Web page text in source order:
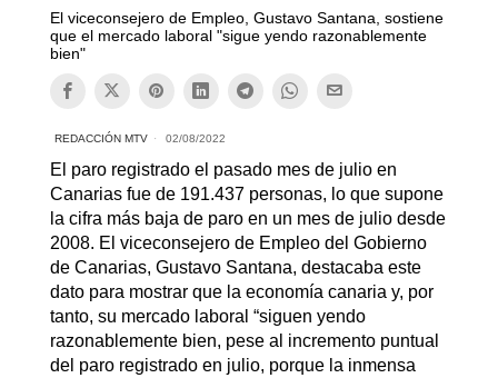
El viceconsejero de Empleo, Gustavo Santana, sostiene
que el mercado laboral "sigue yendo razonablemente
bien"
REDACCIÓN MTV 02/08/2022
El paro registrado el pasado mes de julio en
Canarias fue de 191.437 personas, lo que supone
la cifra más baja de paro en un mes de julio desde
2008. El viceconsejero de Empleo del Gobierno
de Canarias, Gustavo Santana, destacaba este
dato para mostrar que la economía canaria y, por
tanto, su mercado laboral “siguen yendo
razonablemente bien, pese al incremento puntual
del paro registrado en julio, porque la inmensa